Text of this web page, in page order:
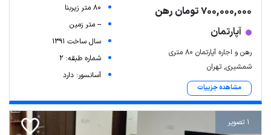
700,000,000 تومان رهن
آپارتمان
رهن و اجاره آپارتمان 80 متری
شمشیری, تهران
مشاهده جزییات
80 متر زیربنا
-- متر زمین
سال ساخت 1391
شماره طبقه: 2
آسانسور: دارد
1 تصویر